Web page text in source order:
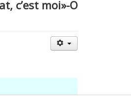
c’est moi»-Ο